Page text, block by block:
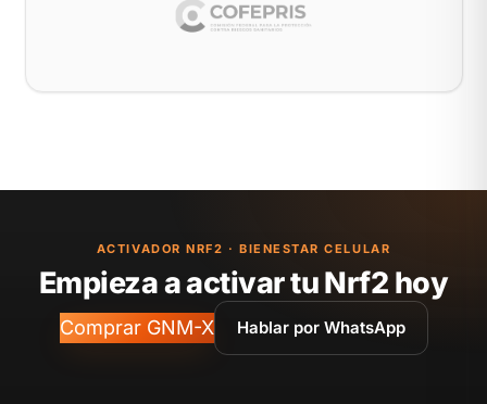
ACTIVADOR NRF2 · BIENESTAR CELULAR
Empieza a activar tu Nrf2 hoy
Comprar GNM-X Hablar por WhatsApp